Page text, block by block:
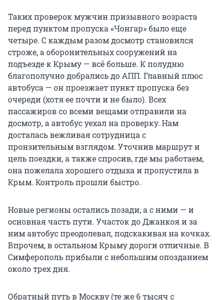
Таких проверок мужчин призывного возраста
перед пунктом пропуска «Чонгар» было еще
четыре. С каждым разом досмотр становился
строже, а оборонительных сооружений на
подъезде к Крыму — всё больше. К полудню
благополучно добрались до АПП. Главный плюс
автобуса — он проезжает пункт пропуска без
очереди (хотя ее почти и не было). Всех
пассажиров со всеми вещами отправили на
досмотр, а автобус уехал на проверку. Нам
досталась вежливая сотрудница с
пронзительным взглядом. Уточнив маршрут и
цель поездки, а также спросив, где мы работаем,
она пожелала хорошего отдыха и пропустила в
Крым. Контроль прошли быстро.
Новые регионы остались позади, а с ними — и
основная часть пути. Участок до Джанкоя и за
ним автобус преодолевал, подскакивая на кочках.
Впрочем, в остальном Крыму дороги отличные. В
Симферополь прибыли с небольшим опозданием
около трех дня.
Обратный путь в Москву (те же 6 тысяч с